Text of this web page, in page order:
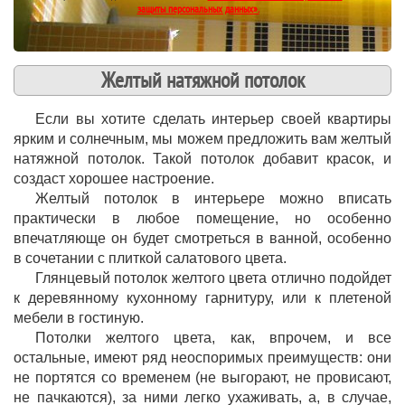
защиты персональных данных».
Желтый натяжной потолок
Если вы хотите сделать интерьер своей квартиры
ярким и солнечным, мы можем предложить вам желтый
натяжной потолок. Такой потолок добавит красок, и
создаст хорошее настроение.
Желтый потолок в интерьере можно вписать
практически в любое помещение, но особенно
впечатляюще он будет смотреться в ванной, особенно
в сочетании с плиткой салатового цвета.
Глянцевый потолок желтого цвета отлично подойдет
к деревянному кухонному гарнитуру, или к плетеной
мебели в гостиную.
Потолки желтого цвета, как, впрочем, и все
остальные, имеют ряд неоспоримых преимуществ: они
не портятся со временем (не выгорают, не провисают,
не пачкаются), за ними легко ухаживать, а, в случае,